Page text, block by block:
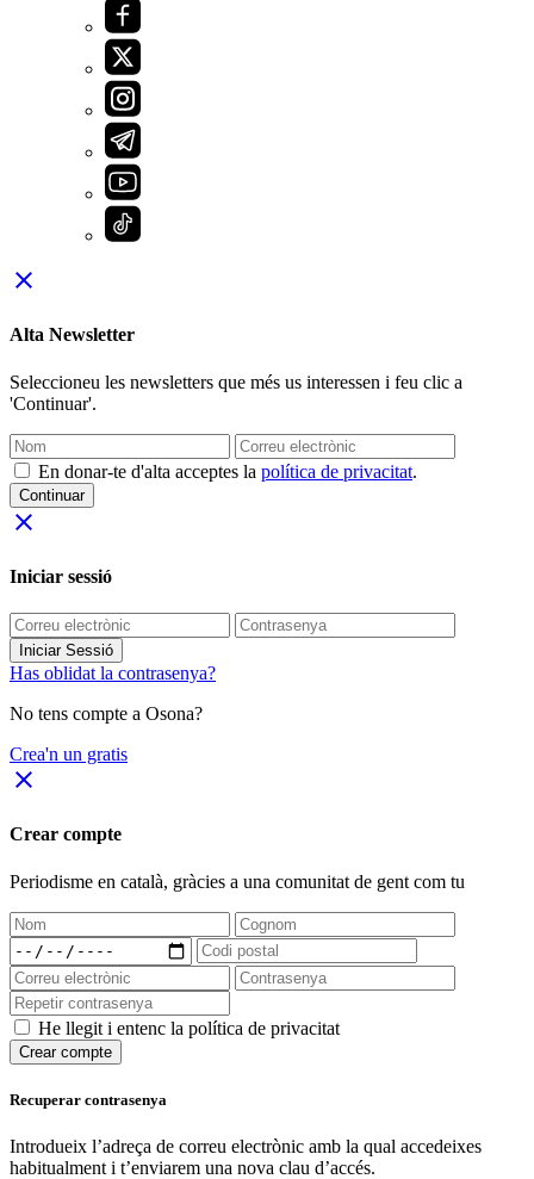
close
Alta Newsletter
Seleccioneu les newsletters que més us interessen i feu clic a
'Continuar'.
En donar-te d'alta acceptes la política de privacitat.
Continuar
close
Iniciar sessió
Iniciar Sessió
Has oblidat la contrasenya?
No tens compte a Osona?
Crea'n un gratis
close
Crear compte
Periodisme en català, gràcies a una comunitat de gent com tu
He llegit i entenc la política de privacitat
Crear compte
Recuperar contrasenya
Introdueix l’adreça de correu electrònic amb la qual accedeixes
habitualment i t’enviarem una nova clau d’accés.